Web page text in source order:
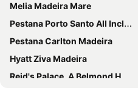
Melia Madeira Mare
Pestana Porto Santo All Inclusive
Pestana Carlton Madeira
Hyatt Ziva Madeira
Reid's Palace, A Belmond Hotel, Madeira